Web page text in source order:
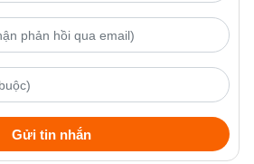
Gửi tin nhắn